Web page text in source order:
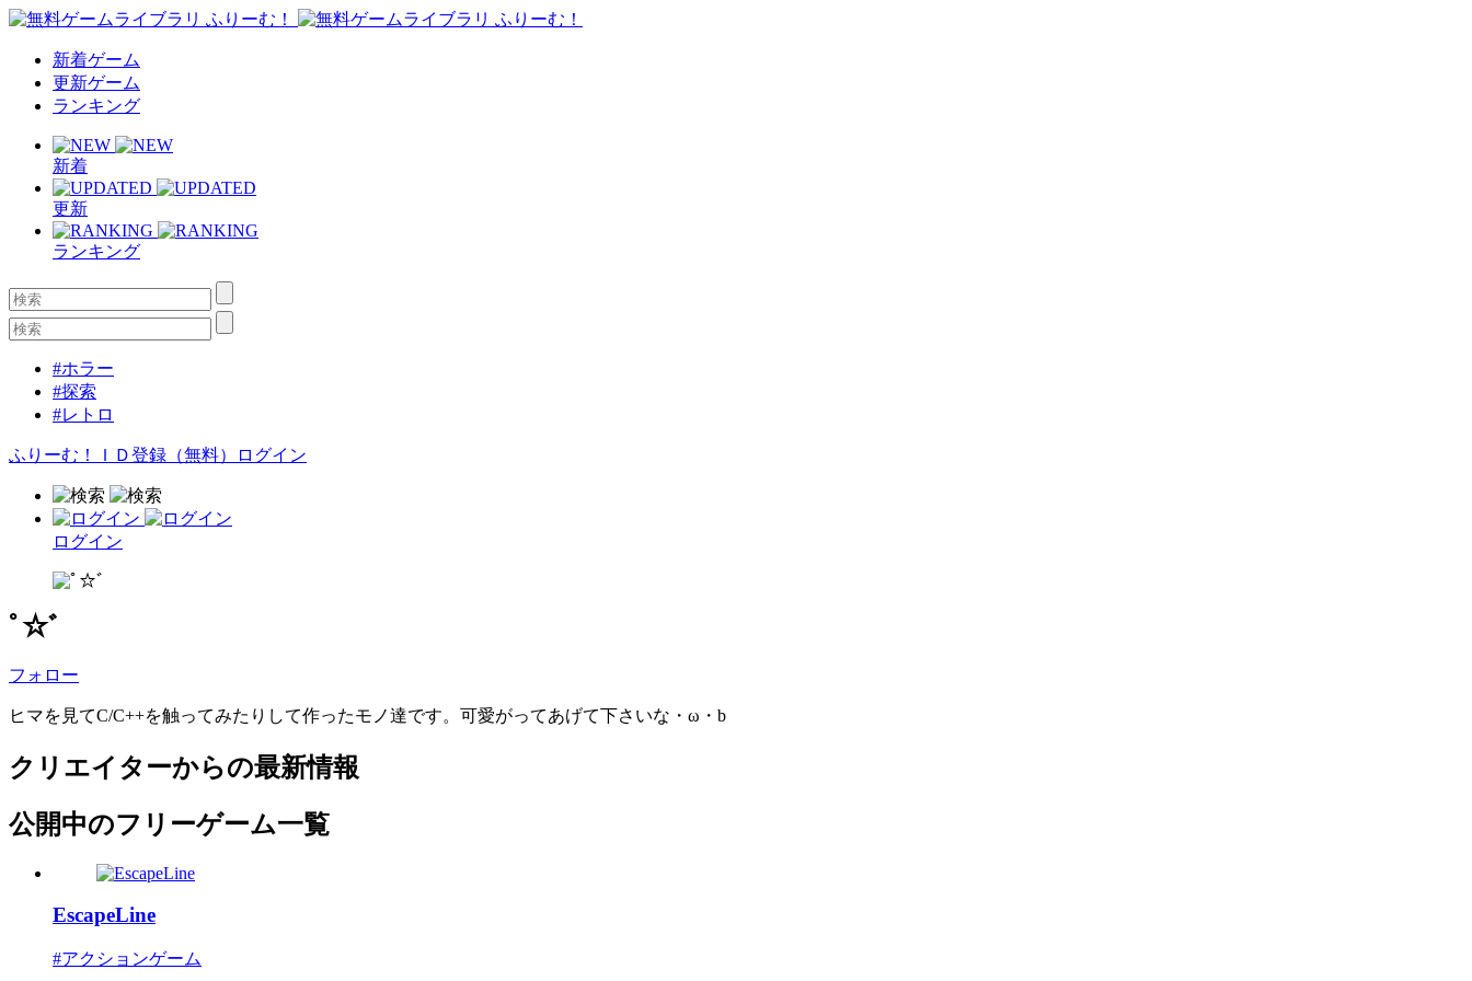
新着ゲーム
更新ゲーム
ランキング
新着
更新
ランキング
#ホラー
#探索
#レトロ
ふりーむ！ＩＤ登録（無料） ログイン
ログイン
ﾟ☆ﾞ
フォロー
ヒマを見てC/C++を触ってみたりして作ったモノ達です。可愛がってあげて下さいな・ω・b
クリエイターからの最新情報
公開中のフリーゲーム一覧
EscapeLine
#アクションゲーム